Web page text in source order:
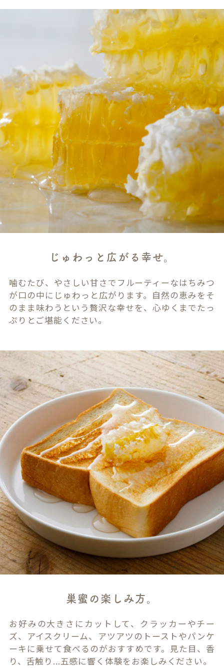
じゅわっと広がる幸せ。
噛むたび、やさしい甘さでフルーティーなはちみつ
が口の中にじゅわっと広がります。自然の恵みをそ
のまま味わうという贅沢な幸せを、心ゆくまでたっ
ぷりとご堪能ください。
巣蜜の楽しみ方。
お好みの大きさにカットして、クラッカーやチー
ズ、アイスクリーム、アツアツのトーストやパンケ
ーキに乗せて食べるのがおすすめです。見た目、香
り、舌触り...五感に響く体験をお楽しみください。